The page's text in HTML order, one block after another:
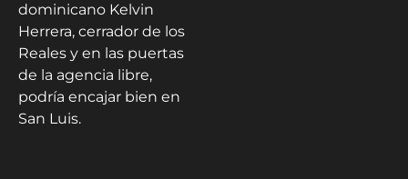
dominicano Kelvin
Herrera, cerrador de los
Reales y en las puertas
de la agencia libre,
podría encajar bien en
San Luis.